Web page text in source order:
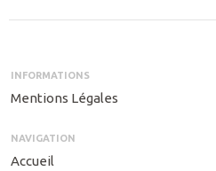
INFORMATIONS
Mentions Légales
NAVIGATION
Accueil